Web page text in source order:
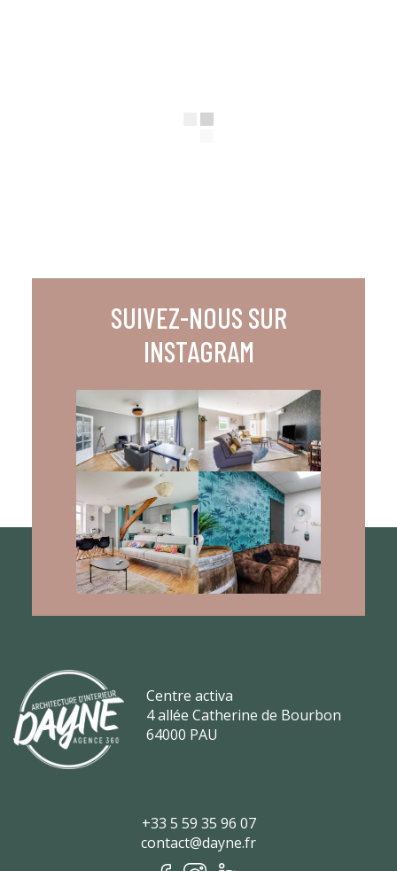
+33 5 59 35 96 07
SUIVEZ-NOUS SUR
INSTAGRAM
Centre activa
4 allée Catherine de Bourbon
64000 PAU
+33 5 59 35 96 07
contact@dayne.fr